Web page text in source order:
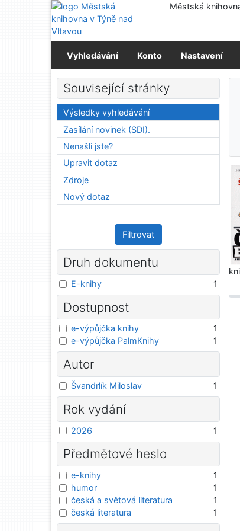
Přejít na obsah
Přejít na menu
Prohlášení o webové přístupnosti
Městská
Vyhledávání Konto Nastavení
Související stránky
Výsledky vyhledávání
Zasílání novinek (SDI).
Nenašli jste?
Upravit dotaz
Zdroje
Nový dotaz
Filtrovat
Druh dokumentu
E-knihy 1
Dostupnost
e-výpůjčka knihy
1
e-výpůjčka PalmKnihy
1
Autor
Švandrlík Miloslav 1
Rok vydání
2026 1
Předmětové heslo
e-knihy
1
humor
1
česká a světová literatura
1
česká literatura
1